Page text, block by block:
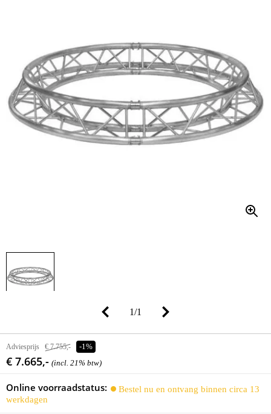
1/1
Adviesprijs € 7.755,- -1%
€ 7.665,- (incl. 21% btw)
Online voorraadstatus:
Bestel nu en ontvang binnen circa 13
werkdagen